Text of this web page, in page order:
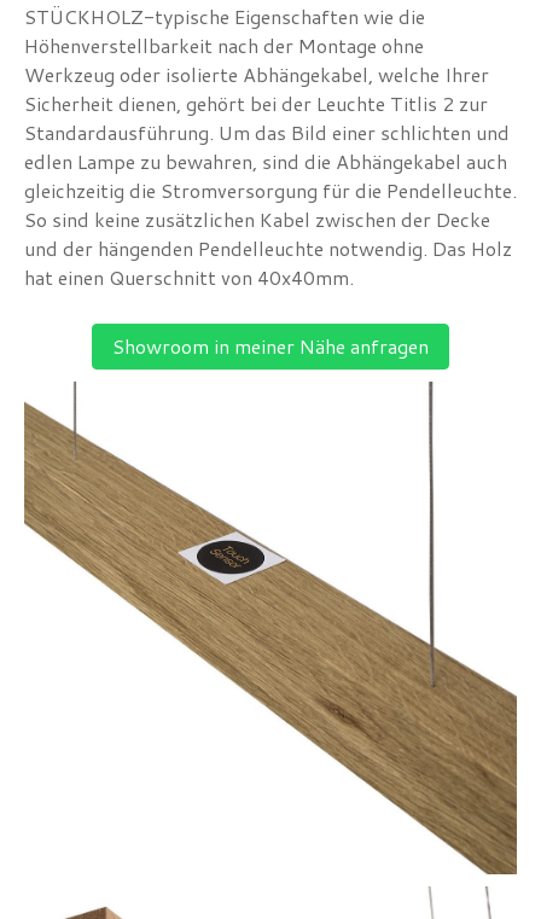
STÜCKHOLZ-typische Eigenschaften wie die
Höhenverstellbarkeit nach der Montage ohne
Werkzeug oder isolierte Abhängekabel, welche Ihrer
Sicherheit dienen, gehört bei der Leuchte Titlis 2 zur
Standardausführung. Um das Bild einer schlichten und
edlen Lampe zu bewahren, sind die Abhängekabel auch
gleichzeitig die Stromversorgung für die Pendelleuchte.
So sind keine zusätzlichen Kabel zwischen der Decke
und der hängenden Pendelleuchte notwendig. Das Holz
hat einen Querschnitt von 40x40mm.
Showroom in meiner Nähe anfragen